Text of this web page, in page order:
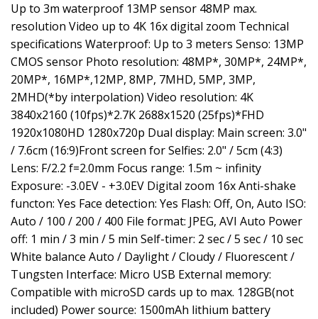
Up to 3m waterproof 13MP sensor 48MP max.
resolution Video up to 4K 16x digital zoom Technical
specifications Waterproof: Up to 3 meters Senso: 13MP
CMOS sensor Photo resolution: 48MP*, 30MP*, 24MP*,
20MP*, 16MP*,12MP, 8MP, 7MHD, 5MP, 3MP,
2MHD(*by interpolation) Video resolution: 4K
3840x2160 (10fps)*2.7K 2688x1520 (25fps)*FHD
1920x1080HD 1280x720p Dual display: Main screen: 3.0"
/ 7.6cm (16:9)Front screen for Selfies: 2.0" / 5cm (4:3)
Lens: F/2.2 f=2.0mm Focus range: 1.5m ~ infinity
Exposure: -3.0EV - +3.0EV Digital zoom 16x Anti-shake
functon: Yes Face detection: Yes Flash: Off, On, Auto ISO:
Auto / 100 / 200 / 400 File format: JPEG, AVI Auto Power
off: 1 min / 3 min / 5 min Self-timer: 2 sec / 5 sec / 10 sec
White balance Auto / Daylight / Cloudy / Fluorescent /
Tungsten Interface: Micro USB External memory:
Compatible with microSD cards up to max. 128GB(not
included) Power source: 1500mAh lithium battery